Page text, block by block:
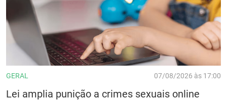
GERAL 07/08/2026 às 17:00
Lei amplia punição a crimes sexuais online